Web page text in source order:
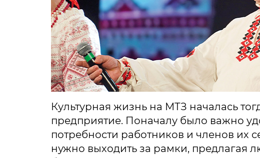
Культурная жизнь на МТЗ началась
предприятие. Поначалу было важно
потребности работников и членов их
нужно выходить за рамки, предлагая